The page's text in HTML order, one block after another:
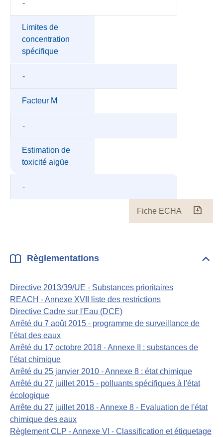
-
Limites de
concentration
spécifique
-
Facteur M
-
Estimation de
toxicité aigüe
-
Fiche ECHA
Règlementations
Directive 2013/39/UE - Substances prioritaires
REACH - Annexe XVII liste des restrictions
Directive Cadre sur l'Eau (DCE)
Arrêté du 7 août 2015 - programme de surveillance de
l'état des eaux
Arrêté du 17 octobre 2018 - Annexe II : substances de
l'état chimique
Arrêté du 25 janvier 2010 - Annexe 8 : état chimique
Arrêté du 27 juillet 2015 - polluants spécifiques à l'état
écologique
Arrête du 27 juillet 2018 - Annexe 8 - Evaluation de l'état
chimique des eaux
Règlement CLP - Annexe VI - Classification et étiquetage